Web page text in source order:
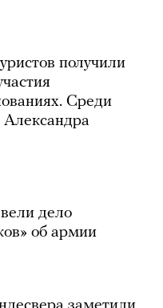
получили
Среди
дело
об армии